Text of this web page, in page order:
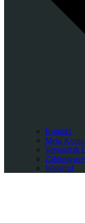
Kontakt
Mein Konto
Versand &
Widerruf